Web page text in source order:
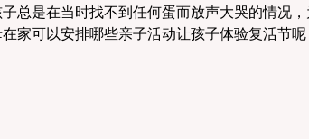
总是在当时找不到任何蛋而放声大哭的情况
家可以安排哪些亲子活动让孩子体验复活节呢